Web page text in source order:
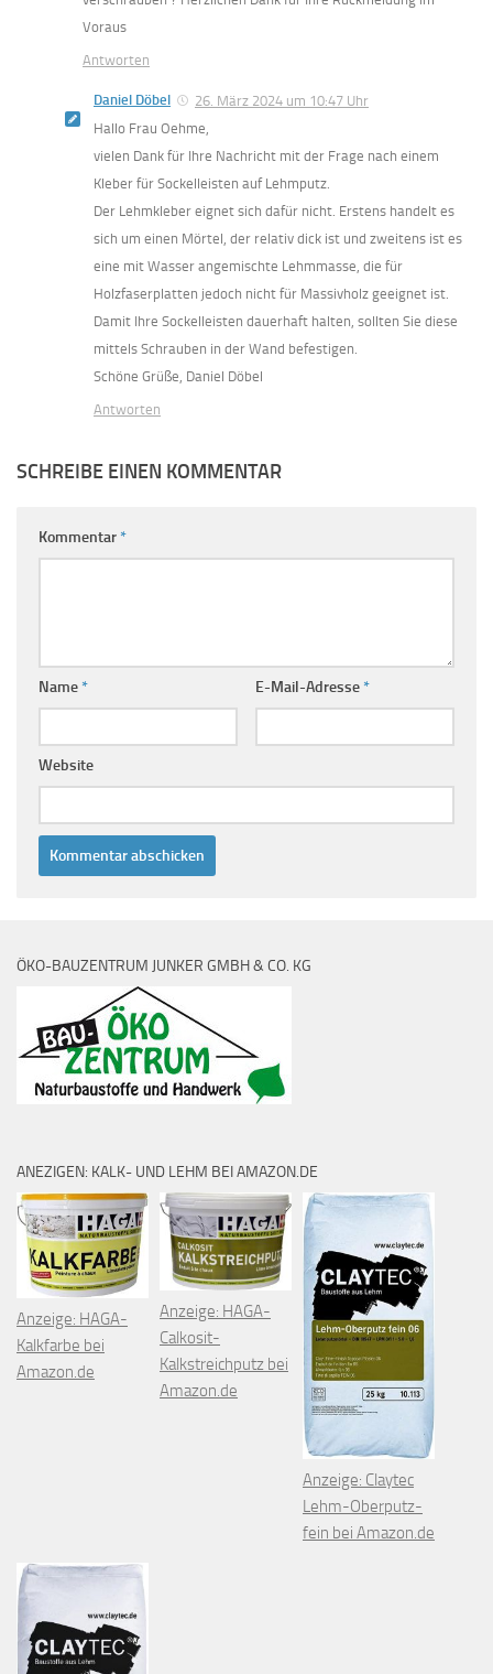
Voraus
Antworten
Daniel Döbel
26. März 2024 um 10:47 Uhr
Hallo Frau Oehme,
vielen Dank für Ihre Nachricht mit der Frage nach einem
Kleber für Sockelleisten auf Lehmputz.
Der Lehmkleber eignet sich dafür nicht. Erstens handelt es
sich um einen Mörtel, der relativ dick ist und zweitens ist es
eine mit Wasser angemischte Lehmmasse, die für
Holzfaserplatten jedoch nicht für Massivholz geeignet ist.
Damit Ihre Sockelleisten dauerhaft halten, sollten Sie diese
mittels Schrauben in der Wand befestigen.
Schöne Grüße, Daniel Döbel
Antworten
SCHREIBE EINEN KOMMENTAR
Kommentar*
Name* E-Mail-Adresse*
Website
ÖKO-BAUZENTRUM JUNKER GMBH & CO. KG
ANEZIGEN: KALK- UND LEHM BEI AMAZON.DE
Anzeige: HAGA-
Kalkfarbe bei
Amazon.de
Anzeige: HAGA-
Calkosit-
Kalkstreichputz bei
Amazon.de
Anzeige: Claytec
Lehm-Oberputz-
fein bei Amazon.de